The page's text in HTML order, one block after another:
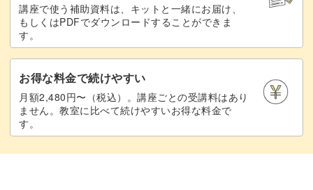
講座で使う補助資料は、キットと一緒にお届け、
もしくはPDFでダウンロードすることができま
す。
お得な料金で続けやすい
月額2,480円〜（税込）。講座ごとの受講料はあり
ません。教室に比べて続けやすいお得な料金で
す。